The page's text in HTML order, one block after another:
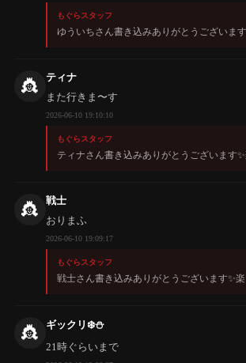
もぐらスタッフ
ゆういちさん書き込みありがとうございま
👸
ティナ
また行きま〜す
2026-06-10 19:10:10
もぐらスタッフ
ティナさん書き込みありがとうございます
👸
戦士
おりまふ
2026-06-10 19:09:17
もぐらスタッフ
戦士さん書き込みありがとうございます✨️
👸
ギックリ❄️⛄️
21時ぐらいまで